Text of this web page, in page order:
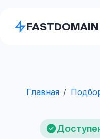
FASTDOMAIN
Главная